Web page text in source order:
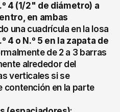
4 (1/2" de diámetro) a
en ambas
una cuadrícula en la losa
4 o N.º 5 en la zapata de
de 2 a 3 barras
alrededor del
verticales si se
contención en la parte